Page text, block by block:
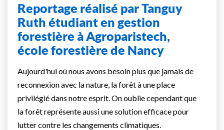
Reportage réalisé par Tanguy
Ruth étudiant en gestion
forestière à Agroparistech,
école forestière de Nancy
Aujourd'hui où nous avons besoin plus que jamais de
reconnexion avec la nature, la forêt à une place
privilégié dans notre esprit. On oublie cependant que
la forêt représente aussi une solution efficace pour
lutter contre les changements climatiques.